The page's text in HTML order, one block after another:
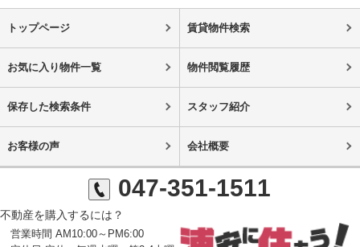
トップページ 賃貸物件検索
お気に入り物件一覧 物件閲覧履歴
保存した検索条件 スタッフ紹介
お客様の声 会社概要
047-351-1511
不動産を購入するには？
営業時間 AM10:00～PM6:00